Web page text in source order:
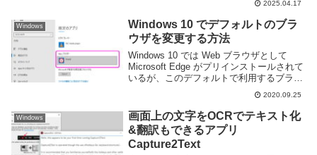
がある。とくに FPS や TPS で発生しがち
だ。この現象はゲームがマルチモニタ...
2025.04.17
Windows
Windows 10 でデフォルトのブラ
ウザを変更する方法
Windows 10 では Web ブラウザとして
Microsoft Edge がプリインストールされて
いるが、このデフォルトで利用するブラウ
ザはGoogle Chrome や Firefox 等、ユーザ
ーが自由に変更する事ができる。自分...
2020.09.25
Windows
画面上の文字をOCRでテキスト化
&翻訳もできるアプリ
Capture2Text